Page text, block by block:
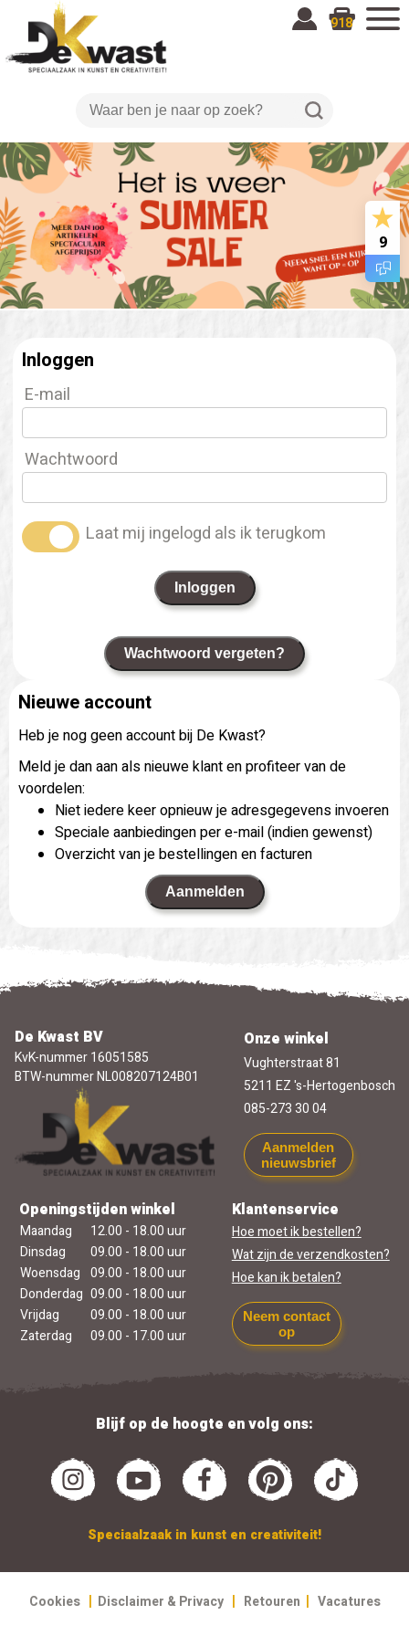
918
9
Inloggen
E-mail
Wachtwoord
Laat mij ingelogd als ik terugkom
Inloggen
Wachtwoord vergeten?
Nieuwe account
Heb je nog geen account bij De Kwast?
Meld je dan aan als nieuwe klant en profiteer van de
voordelen:
Niet iedere keer opnieuw je adresgegevens invoeren
Speciale aanbiedingen per e-mail (indien gewenst)
Overzicht van je bestellingen en facturen
Aanmelden
De Kwast BV
KvK-nummer 16051585
BTW-nummer NL008207124B01
Onze winkel
Vughterstraat 81
5211 EZ 's-Hertogenbosch
085-273 30 04
Aanmelden
nieuwsbrief
Openingstijden winkel
Maandag
12.00 - 18.00 uur
Dinsdag
09.00 - 18.00 uur
Woensdag 09.00 - 18.00 uur
Donderdag 09.00 - 18.00 uur
Vrijdag
09.00 - 18.00 uur
Zaterdag
09.00 - 17.00 uur
Klantenservice
Hoe moet ik bestellen?
Wat zijn de verzendkosten?
Hoe kan ik betalen?
Neem contact
op
Blijf op de hoogte en volg ons:
Speciaalzaak in kunst en creativiteit!
Cookies | Disclaimer & Privacy | Retouren | Vacatures